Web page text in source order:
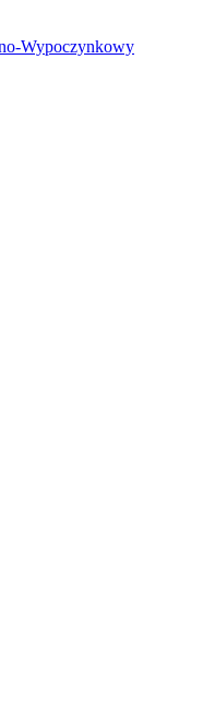
Wypoczynkowy